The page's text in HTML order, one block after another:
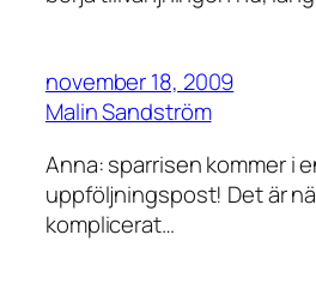
november 18, 2009
Malin Sandström
Anna: sparrisen kommer i
uppföljningspost! Det är
komplicerat…